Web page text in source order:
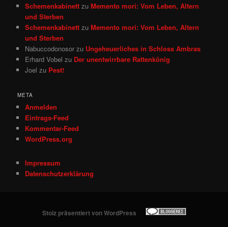
Schemenkabinett zuMemento mori: Vom Leben, Altern
und Sterben
Schemenkabinett zuMemento mori: Vom Leben, Altern
und Sterben
Nabuccodonosor zu Ungeheuerliches in Schloss Ambras
Erhard Vobel zu Der unentwirrbare Rattenkönig
Joel zu Pest!
META
Anmelden
Eintrags-Feed
Kommentar-Feed
WordPress.org
Impressum
Datenschutzerklärung
Stolz präsentiert von WordPress